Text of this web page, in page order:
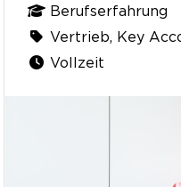
Berufserfahrung
Vertrieb, Key
Vollzeit